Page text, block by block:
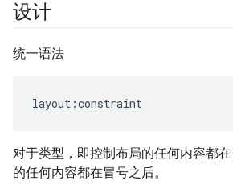
设计
统一语法
layout :constraint
对于类型，即控制布局的任何内容都
的任何内容都在冒号之后。